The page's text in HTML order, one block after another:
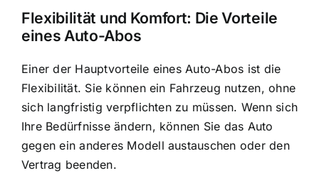
Flexibilität und Komfort: Die Vorteile
eines Auto-Abos
Einer der Hauptvorteile eines Auto-Abos ist die
Flexibilität. Sie können ein Fahrzeug nutzen, ohne
sich langfristig verpflichten zu müssen. Wenn sich
Ihre Bedürfnisse ändern, können Sie das Auto
gegen ein anderes Modell austauschen oder den
Vertrag beenden.